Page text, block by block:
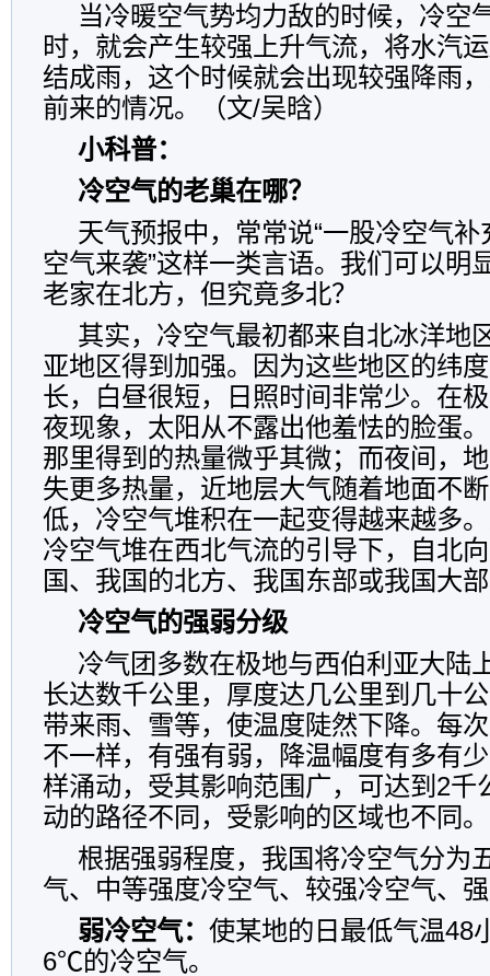
当冷暖空气势均力敌的时候，冷空
时，就会产生较强上升气流，将水汽
结成雨，这个时候就会出现较强降雨
前来的情况。（文/吴晗）
小科普：
冷空气的老巢在哪？
天气预报中，常常说“一股冷空气补
空气来袭”这样一类言语。我们可以明
老家在北方，但究竟多北？
其实，冷空气最初都来自北冰洋地
亚地区得到加强。因为这些地区的纬
长，白昼很短，日照时间非常少。在
夜现象，太阳从不露出他羞怯的脸蛋
那里得到的热量微乎其微；而夜间，
失更多热量，近地层大气随着地面不
低，冷空气堆积在一起变得越来越多
冷空气堆在西北气流的引导下，自北
国、我国的北方、我国东部或我国大
冷空气的强弱分级
冷气团多数在极地与西伯利亚大陆
长达数千公里，厚度达几公里到几十
带来雨、雪等，使温度陡然下降。每
不一样，有强有弱，降温幅度有多有
样涌动，受其影响范围广，可达到2千
动的路径不同，受影响的区域也不同。
根据强弱程度，我国将冷空气分为
气、中等强度冷空气、较强冷空气、
弱冷空气： 使某地的日最低气温48
6℃的冷空气。